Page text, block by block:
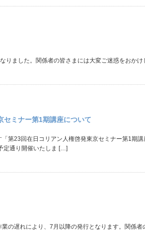
りました。関係者の皆さまには大変ご迷惑をおか
セミナー第1期講座について
第23回在日コリアン人権啓発東京セミナー第1期
定通り開催いたしま […]
の遅れにより、7月以降の発行となります。関係